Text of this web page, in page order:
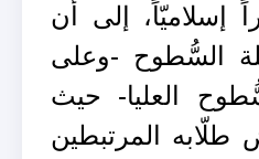
إسلاميّاً، إلى أن
السُّطوح -وعلى
العليا- حيث
المرتبطين